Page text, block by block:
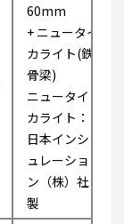
60mm
+ ニュータイ
カライト(鉄
骨梁)
ニュータイ
カライト：
日本インシ
ュレーショ
ン（株）社
製